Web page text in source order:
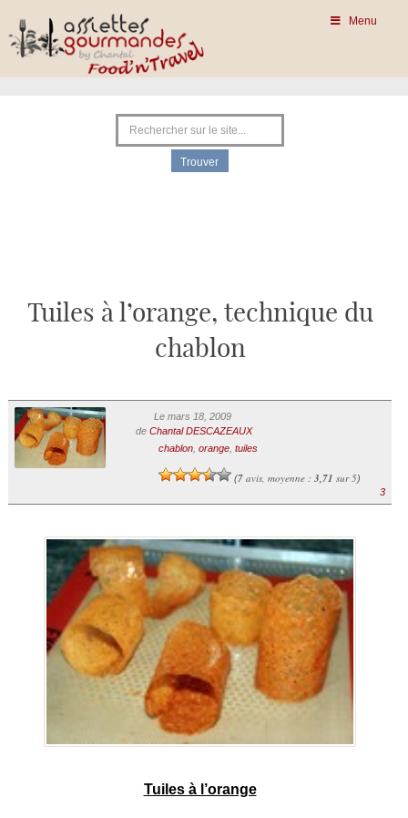
Menu
Tuiles à l’orange, technique du
chablon
Le mars 18, 2009
de Chantal DESCAZEAUX
chablon, orange, tuiles
(7avis, moyenne : 3,71 sur 5)
3
Tuiles à l’orange